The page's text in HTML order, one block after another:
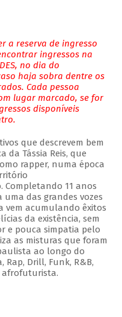
a reserva de ingresso
ingressos na
no dia do
haja sobra dentre os
Cada pessoa
lugar marcado, se for
disponíveis
que descrevem bem
da Tássia Reis, que
rapper, numa época
11 anos
das grandes vozes
vem acumulando êxitos
da existência, sem
e pouca simpatia pelo
as misturas que foram
ao longo do
Rap, Drill, Funk, R&B,
afrofuturista.